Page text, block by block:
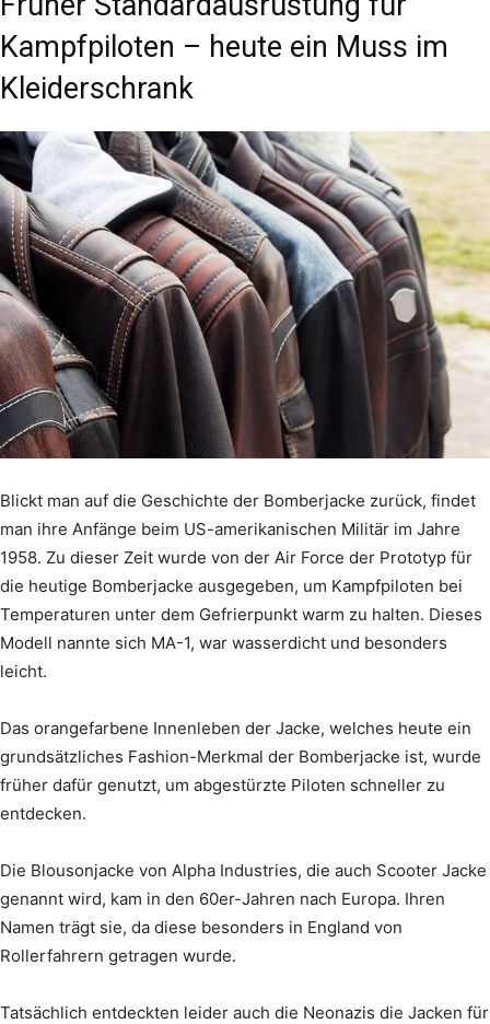
Kampfpiloten – heute ein Muss im
Kleiderschrank
Blickt man auf die Geschichte der Bomberjacke zurück, findet
man ihre Anfänge beim US-amerikanischen Militär im Jahre
1958. Zu dieser Zeit wurde von der Air Force der Prototyp für
die heutige Bomberjacke ausgegeben, um Kampfpiloten bei
Temperaturen unter dem Gefrierpunkt warm zu halten. Dieses
Modell nannte sich MA-1, war wasserdicht und besonders
leicht.
Das orangefarbene Innenleben der Jacke, welches heute ein
grundsätzliches Fashion-Merkmal der Bomberjacke ist, wurde
früher dafür genutzt, um abgestürzte Piloten schneller zu
entdecken.
Die Blousonjacke von Alpha Industries, die auch Scooter Jacke
genannt wird, kam in den 60er-Jahren nach Europa. Ihren
Namen trägt sie, da diese besonders in England von
Rollerfahrern getragen wurde.
Tatsächlich entdeckten leider auch die Neonazis die Jacken für